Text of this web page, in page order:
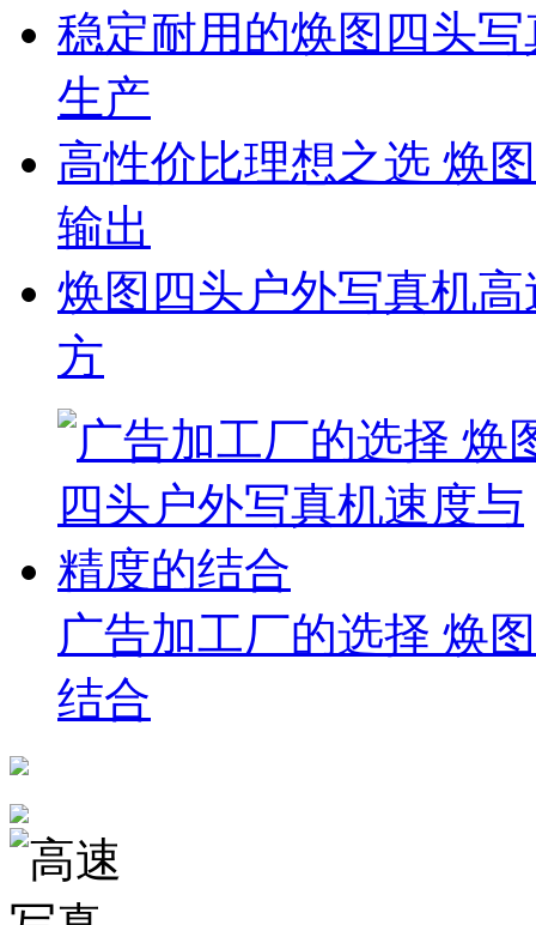
稳定耐用的焕图四头
生产
高性价比理想之选 焕
输出
焕图四头户外写真机
方
广告加工厂的选择 焕
结合